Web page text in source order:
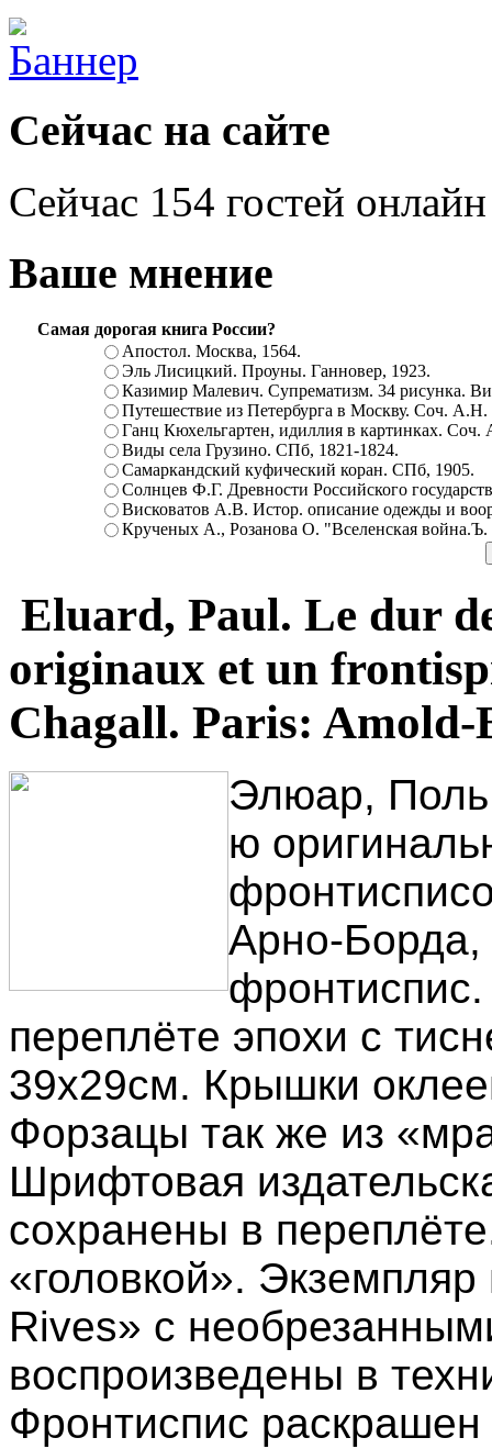
Сейчас на сайте
Сейчас 154 гостей онлайн
Ваше мнение
Самая дорогая книга России?
Апостол. Москва, 1564.
Эль Лисицкий. Проуны. Ганновер, 1923.
Казимир Малевич. Супрематизм. 34 рисунка.
Путешествие из Петербурга в Москву. Соч.
Ганц Кюхельгартен, идиллия в картинках.
Виды села Грузино. СПб, 1821-1824.
Самаркандский куфический коран. СПб, 1905.
Солнцев Ф.Г. Древности Российского
Висковатов А.В. Истор. описание одежды и
Крученых А., Розанова О. "Вселенская
Eluard, Paul. Le dur
originaux et un
Chagall. Paris: Amold-
Элюар,
ю
Арно-Борда,
переплёте эпохи с
39x29см. Крышки
Форзацы так же из
Шрифтовая
сохранены в
«головкой».
Rives» с
воспроизведены в
Фронтиспис раскрашен